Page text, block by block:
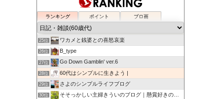
ランキング ポイント ブロ画
今日とこれからと
23位 一に家族、二に健康、三四がお馬で、五に仕事。
24位 50代・60代の今日を生きる明日を生きる
25位 ワカメと銭婆との喜怒哀楽
26位 B_type
27位 Go Down Gamblin' ver.6
28位 60代はシンプルに生きよう |
29位 さよのシンプルライフブログ
30位 そそっかしい主婦きういのブログ｜懸賞好きの忙しい主婦です。